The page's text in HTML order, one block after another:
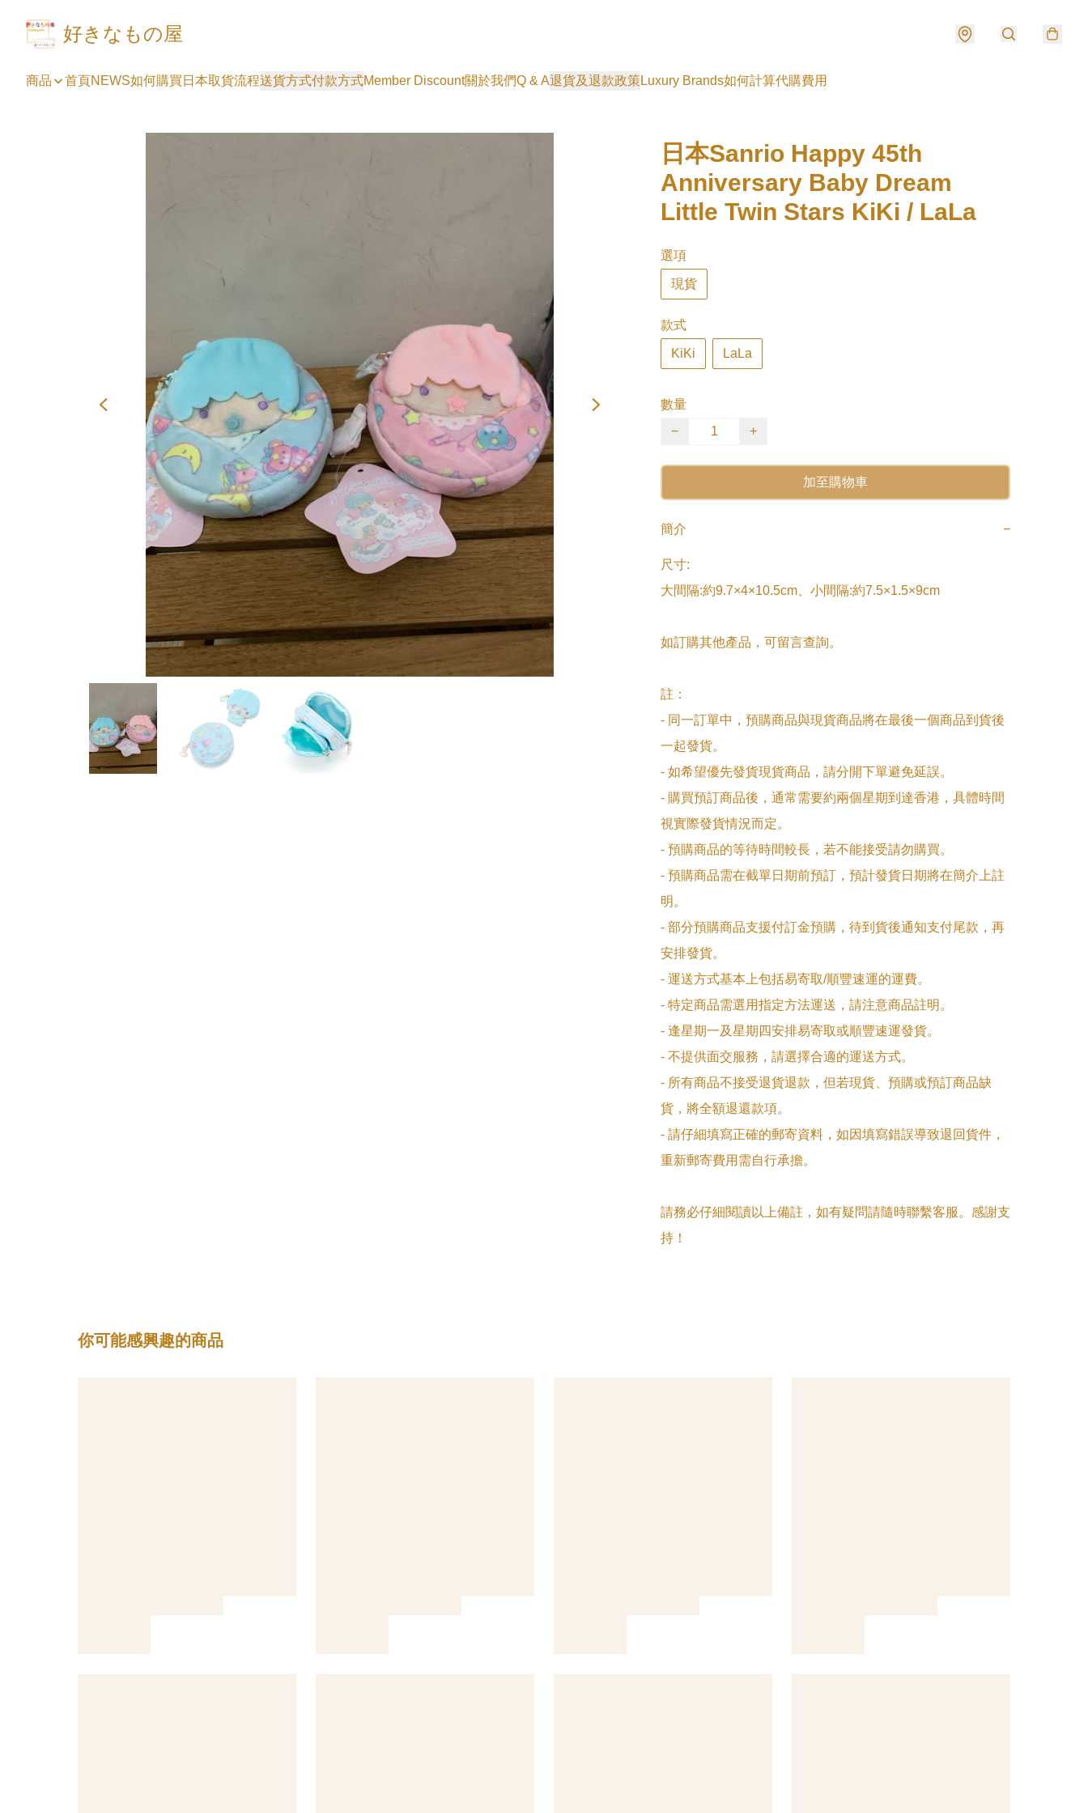
好きなもの屋
商品 首頁NEWS如何購買 日本取貨流程送貨方式付款方式Member Discount關於我們Q & A退貨及退款政策Luxury Brands如何計算代購費用
日本Sanrio Happy 45th
Anniversary Baby Dream
Little Twin Stars KiKi / LaLa
選項
現貨
款式
KiKi LaLa
數量
−
+
加至購物車
簡介 −
尺寸:
大間隔:約9.7×4×10.5cm、小間隔:約7.5×1.5×9cm
如訂購其他產品，可留言查詢。
註：
- 同一訂單中，預購商品與現貨商品將在最後一個商品到貨後
一起發貨。
- 如希望優先發貨現貨商品，請分開下單避免延誤。
- 購買預訂商品後，通常需要約兩個星期到達香港，具體時間
視實際發貨情況而定。
- 預購商品的等待時間較長，若不能接受請勿購買。
- 預購商品需在截單日期前預訂，預計發貨日期將在簡介上註
明。
- 部分預購商品支援付訂金預購，待到貨後通知支付尾款，再
安排發貨。
- 運送方式基本上包括易寄取/順豐速運的運費。
- 特定商品需選用指定方法運送，請注意商品註明。
- 逢星期一及星期四安排易寄取或順豐速運發貨。
- 不提供面交服務，請選擇合適的運送方式。
- 所有商品不接受退貨退款，但若現貨、預購或預訂商品缺
貨，將全額退還款項。
- 請仔細填寫正確的郵寄資料，如因填寫錯誤導致退回貨件，
重新郵寄費用需自行承擔。
請務必仔細閱讀以上備註，如有疑問請隨時聯繫客服。感謝支
持！
你可能感興趣的商品